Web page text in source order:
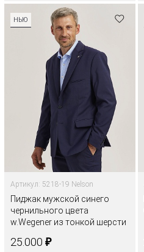
НЬЮ
Артикул: 5218-19 Nelson
Пиджак мужской синего
чернильного цвета
w.Wegener из тонкой шерсти
25.000 ₽